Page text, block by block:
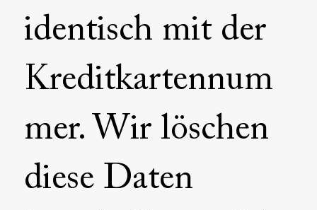
identisch mit der
Kreditkartennum
mer. Wir löschen
diese Daten